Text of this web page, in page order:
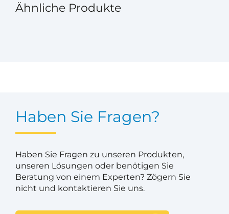
Ähnliche Produkte
Haben Sie Fragen?
Haben Sie Fragen zu unseren Produkten,
unseren Lösungen oder benötigen Sie
Beratung von einem Experten? Zögern Sie
nicht und kontaktieren Sie uns.